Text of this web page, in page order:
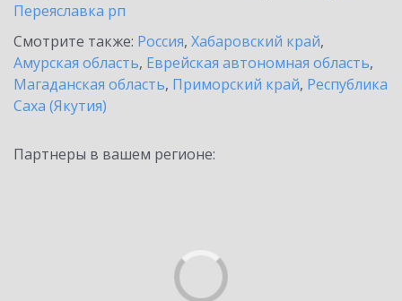
Переяславка рп
Смотрите также: Россия, Хабаровский край,
Амурская область, Еврейская автономная область,
Магаданская область, Приморский край, Республика
Саха (Якутия)
Партнеры в вашем регионе: